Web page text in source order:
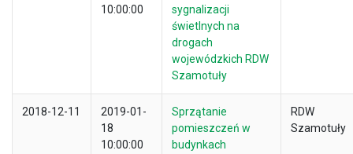
10:00:00
sygnalizacji
świetlnych na
drogach
wojewódzkich RDW
Szamotuły
2018-12-11
2019-01-
18
10:00:00
Sprzątanie
pomieszczeń w
budynkach
RDW
Szamotuły